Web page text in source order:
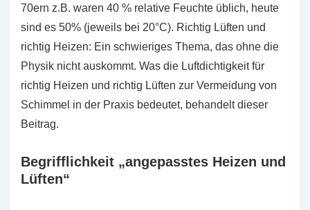
70ern z.B. waren 40 % relative Feuchte üblich, heute
sind es 50% (jeweils bei 20°C). Richtig Lüften und
richtig Heizen: Ein schwieriges Thema, das ohne die
Physik nicht auskommt. Was die Luftdichtigkeit für
richtig Heizen und richtig Lüften zur Vermeidung von
Schimmel in der Praxis bedeutet, behandelt dieser
Beitrag.
Begrifflichkeit „angepasstes Heizen und
Lüften“